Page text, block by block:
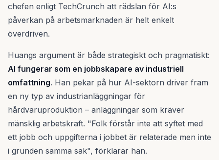
chefen enligt TechCrunch att rädslan för AI:s
påverkan på arbetsmarknaden är helt enkelt
överdriven.
Huangs argument är både strategiskt och pragmatiskt:
AI fungerar som en jobbskapare av industriell
omfattning. Han pekar på hur AI-sektorn driver fram
en ny typ av industrianläggningar för
hårdvaruproduktion – anläggningar som kräver
mänsklig arbetskraft. "Folk förstår inte att syftet med
ett jobb och uppgifterna i jobbet är relaterade men inte
i grunden samma sak", förklarar han.